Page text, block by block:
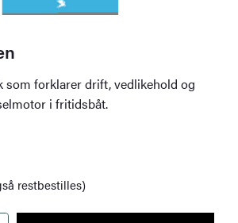
som forklarer drift, vedlikehold og
i fritidsbåt.
restbestilles)